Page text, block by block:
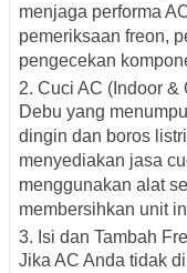
menjaga performa
pemeriksaan freon,
pengecekan
2. Cuci AC (Indoor &
Debu yang
dingin dan boros
menyediakan jasa
menggunakan alat
membersihkan unit
3. Isi dan Tambah
Jika AC Anda tidak